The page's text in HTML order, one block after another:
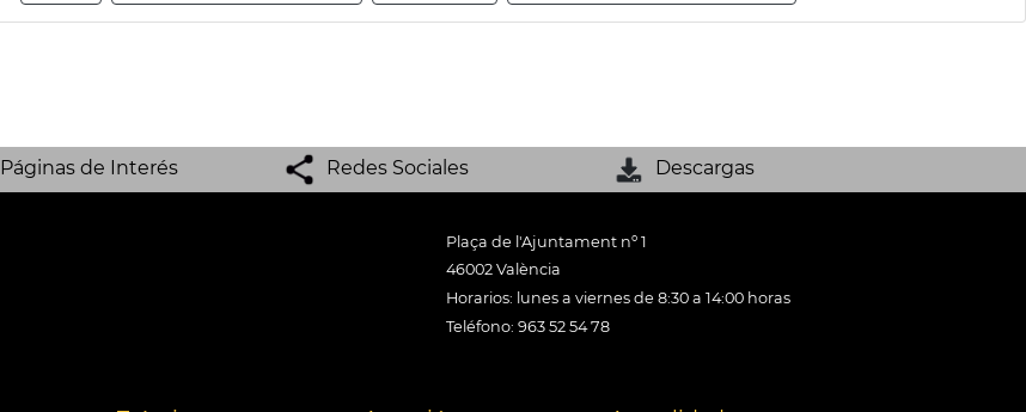
Páginas de Interés Redes Sociales Descargas
Plaça de l'Ajuntament nº 1
46002 València
Horarios: lunes a viernes de 8:30 a 14:00 horas
Teléfono: 963 52 54 78